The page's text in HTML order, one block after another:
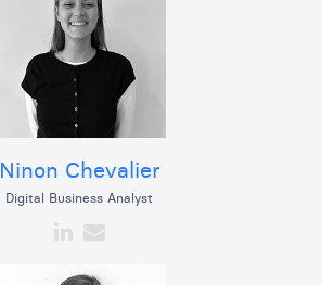
Ninon Chevalier
Digital Business Analyst